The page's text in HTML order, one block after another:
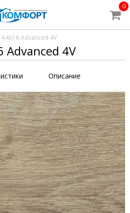
0
Advanced 4V
4V
Описание